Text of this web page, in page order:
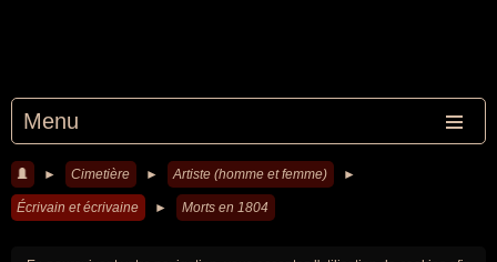
Menu
► Cimetière ► Artiste (homme et femme) ►
Écrivain et écrivaine ► Morts en 1804